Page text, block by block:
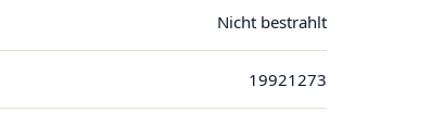
Nicht bestrahlt
19921273